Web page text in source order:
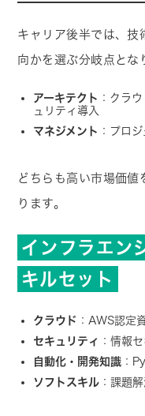
キャリア後半では、技
向かを選ぶ分岐点とな
アーキテクト ：クラ
ュリティ導入
マネジメント ：プロ
どちらも高い市場価値
ります。
インフラエン
キルセット
クラウド ：AWS認定
セキュリティ ：情報
自動化・開発知識 ：
ソフトスキル ：課題